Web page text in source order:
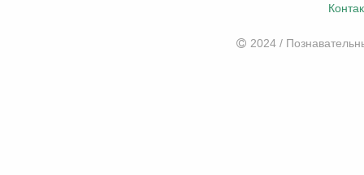
2024 /